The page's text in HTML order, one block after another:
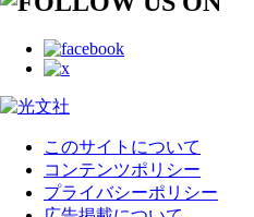
このサイトについて
コンテンツポリシー
プライバシーポリシー